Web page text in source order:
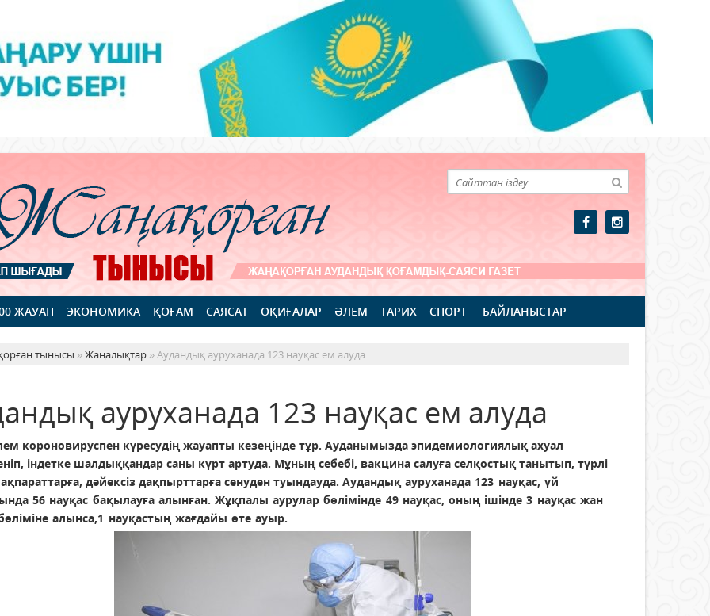
ЖАУАП ЭКОНОМИКА ҚОҒАМ САЯСАТ ОҚИҒАЛАР ӘЛЕМ ТАРИХ СПОРТ БАЙЛАНЫСТАР
тынысы »Жаңалықтар » Аудандық ауруханада 123 науқас ем алуда
ауруханада 123 науқас ем алуда
короновируспен күресудің жауапты кезеңінде тұр. Ауданымызда эпидемиологиялық ахуал
індетке шалдыққандар саны күрт артуда. Мұның себебі, вакцина салуға селқостық танытып, түрлі
дәйексіз дақпырттарға сенуден туындауда. Аудандық ауруханада 123 науқас, үй
56 науқас бақылауға алынған. Жұқпалы аурулар бөлімінде 49 науқас, оның ішінде 3 науқас жан
алынса,1 науқастың жағдайы өте ауыр.